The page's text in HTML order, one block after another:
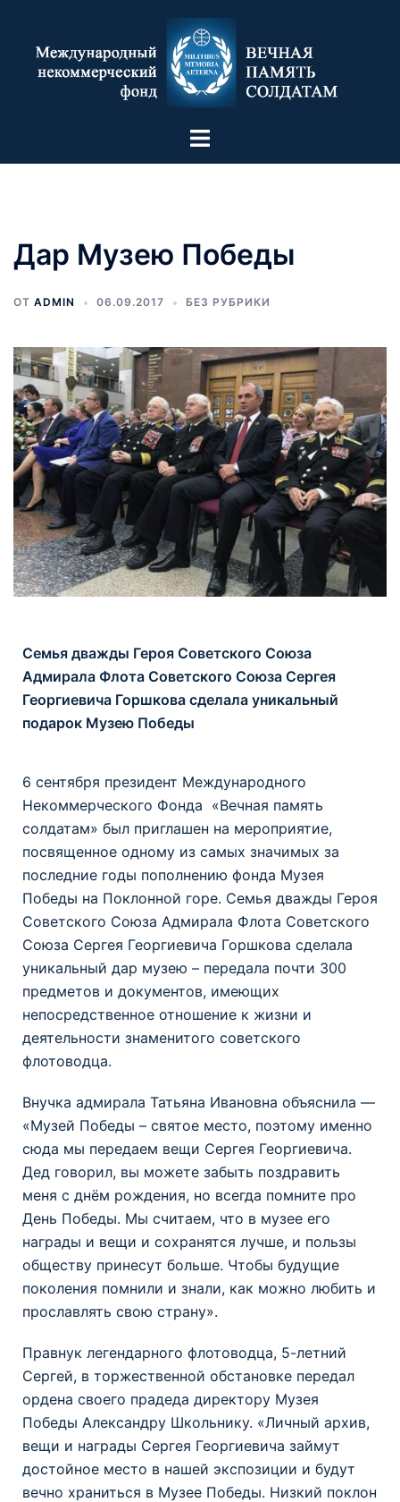
Дар Музею Победы
ОТ ADMIN 06.09.2017 БЕЗ РУБРИКИ
Семья дважды Героя Советского Союза
Адмирала Флота Советского Союза Сергея
Георгиевича Горшкова сделала уникальный
подарок Музею Победы
6 сентября президент Международного
Некоммерческого Фонда «Вечная память
солдатам» был приглашен на мероприятие,
посвященное одному из самых значимых за
последние годы пополнению фонда Музея
Победы на Поклонной горе. Семья дважды Героя
Советского Союза Адмирала Флота Советского
Союза Сергея Георгиевича Горшкова сделала
уникальный дар музею – передала почти 300
предметов и документов, имеющих
непосредственное отношение к жизни и
деятельности знаменитого советского
флотоводца.
Внучка адмирала Татьяна Ивановна объяснила —
«Музей Победы – святое место, поэтому именно
сюда мы передаем вещи Сергея Георгиевича.
Дед говорил, вы можете забыть поздравить
меня с днём рождения, но всегда помните про
День Победы. Мы считаем, что в музее его
награды и вещи и сохранятся лучше, и пользы
обществу принесут больше. Чтобы будущие
поколения помнили и знали, как можно любить и
прославлять свою страну».
Правнук легендарного флотоводца, 5-летний
Сергей, в торжественной обстановке передал
ордена своего прадеда директору Музея
Победы Александру Школьнику. «Личный архив,
вещи и награды Сергея Георгиевича займут
достойное место в нашей экспозиции и будут
вечно храниться в Музее Победы. Низкий поклон